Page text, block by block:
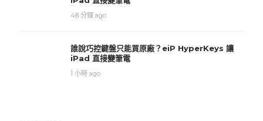
48 分鐘 ago
誰說巧控鍵盤只能買原廠？eiP HyperKeys 讓
iPad 直接變筆電
1 小時 ago